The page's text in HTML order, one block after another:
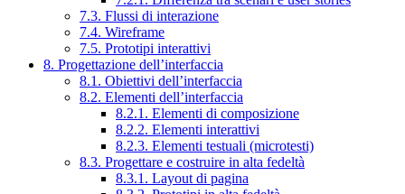
7.3. Flussi di interazione
7.4. Wireframe
7.5. Prototipi interattivi
8. Progettazione dell’interfaccia
8.1. Obiettivi dell’interfaccia
8.2. Elementi dell’interfaccia
8.2.1. Elementi di composizione
8.2.2. Elementi interattivi
8.2.3. Elementi testuali (microtesti)
8.3. Progettare e costruire in alta fedeltà
8.3.1. Layout di pagina